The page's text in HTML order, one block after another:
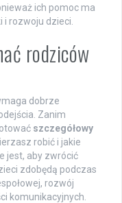
ich pomoc ma
rozwoju dzieci.
rodziców
dobrze
Zanim
szczegółowy
robić i jakie
jest, aby zwrócić
zdobędą podczas
rozwój
komunikacyjnych.